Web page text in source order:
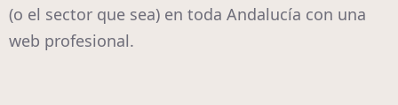
(o el sector que sea) en toda Andalucía con una
web profesional.